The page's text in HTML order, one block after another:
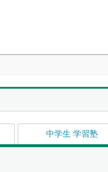
中学生 学習塾